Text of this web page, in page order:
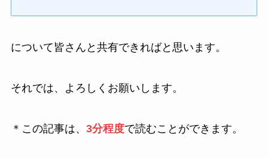
について皆さんと共有できればと思います。
それでは、よろしくお願いします。
＊この記事は、 3分程度で読むことができます。